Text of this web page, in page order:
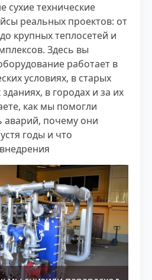
сухие технические
реальных проектов: от
крупных теплосетей и
Здесь вы
работает в
условиях, в старых
в городах и за их
как мы помогли
аварий, почему они
годы и что